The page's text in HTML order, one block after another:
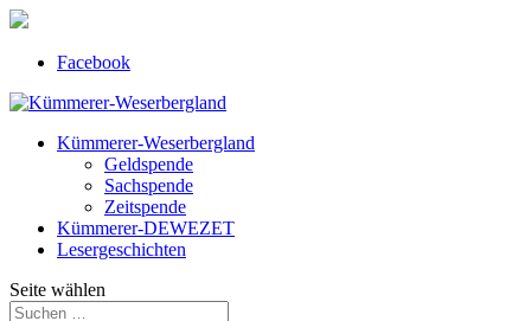
Facebook
Kümmerer-Weserbergland
Geldspende
Sachspende
Zeitspende
Kümmerer-DEWEZET
Lesergeschichten
Seite wählen